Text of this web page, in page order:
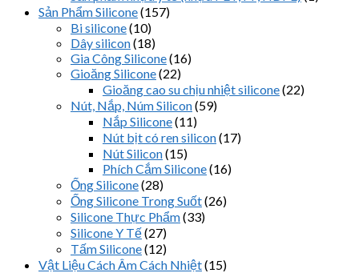
Sản Phẩm Silicone(157)
Bi silicone(10)
Dây silicon(18)
Gia Công Silicone(16)
Gioăng Silicone(22)
Gioăng cao su chịu nhiệt silicone(22)
Nút, Nắp, Núm Silicon(59)
Nắp Silicone(11)
Nút bịt có ren silicon(17)
Nút Silicon(15)
Phích Cắm Silicone(16)
Ống Silicone(28)
Ống Silicone Trong Suốt(26)
Silicone Thực Phẩm(33)
Silicone Y Tế(27)
Tấm Silicone(12)
Vật Liệu Cách Âm Cách Nhiệt(15)